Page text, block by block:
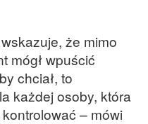
że mimo
mógł wpuścić
chciał, to
każdej osoby, która
– mówi